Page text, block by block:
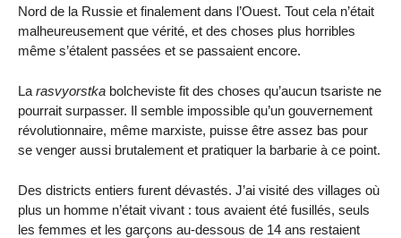
Nord de la Russie et finalement dans l’Ouest. Tout cela n’était
malheureusement que vérité, et des choses plus horribles
même s’étalent passées et se passaient encore.
La rasvyorstka bolcheviste fit des choses qu’aucun tsariste ne
pourrait surpasser. Il semble impossible qu’un gouvernement
révolutionnaire, même marxiste, puisse être assez bas pour
se venger aussi brutalement et pratiquer la barbarie à ce point.
Des districts entiers furent dévastés. J’ai visité des villages où
plus un homme n’était vivant : tous avaient été fusillés, seuls
les femmes et les garçons au-dessous de 14 ans restaient